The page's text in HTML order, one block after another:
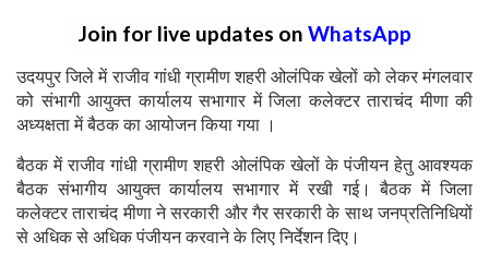
Join for live updates on WhatsApp
उदयपुर जिले में राजीव गांधी ग्रामीण शहरी ओलंपिक खेलों को लेकर मंगलवार
को संभागी आयुक्त कार्यालय सभागार में जिला कलेक्टर ताराचंद मीणा की
अध्यक्षता में बैठक का आयोजन किया गया ।
बैठक में राजीव गांधी ग्रामीण शहरी ओलंपिक खेलों के पंजीयन हेतु आवश्यक
बैठक संभागीय आयुक्त कार्यालय सभागार में रखी गई। बैठक में जिला
कलेक्टर ताराचंद मीणा ने सरकारी और गैर सरकारी के साथ जनप्रतिनिधियों
से अधिक से अधिक पंजीयन करवाने के लिए निर्देशन दिए।